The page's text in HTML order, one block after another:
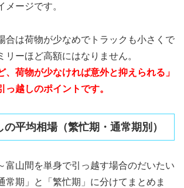
メージです。
合は荷物が少なめでトラックも小さくで
リーほど高額にはなりません。
、荷物が少なければ意外と抑えられる」
っ越しのポイントです。
平均相場（繁忙期・通常期別）
富山間を単身で引っ越す場合のだいたい
常期」と「繁忙期」に分けてまとめま